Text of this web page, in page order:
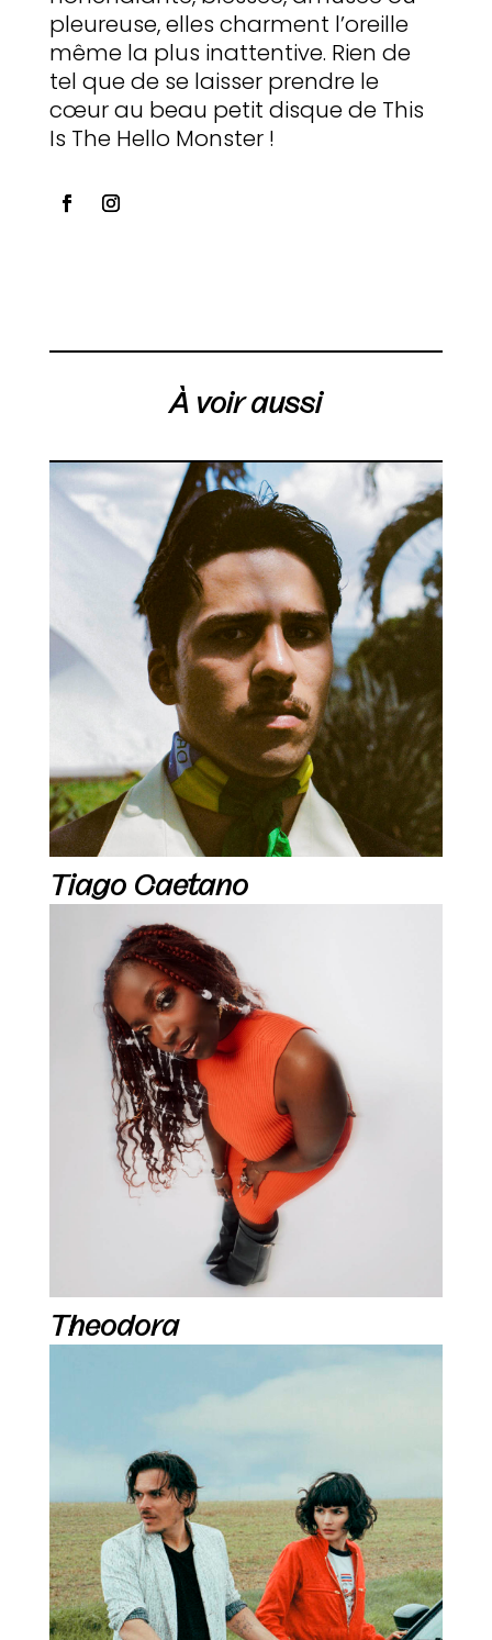
pleureuse, elles charment l’oreille
même la plus inattentive. Rien de
tel que de se laisser prendre le
cœur au beau petit disque de This
Is The Hello Monster !
À voir aussi
Tiago Caetano
Theodora